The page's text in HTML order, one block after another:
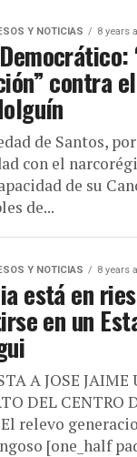
Y NOTICIAS 8 years
contra
de Santos,
con el
de su
de...
Y NOTICIAS 8 years
está en
en un
A JOSE JAIME
DEL CENTRO
relevo
[one_half